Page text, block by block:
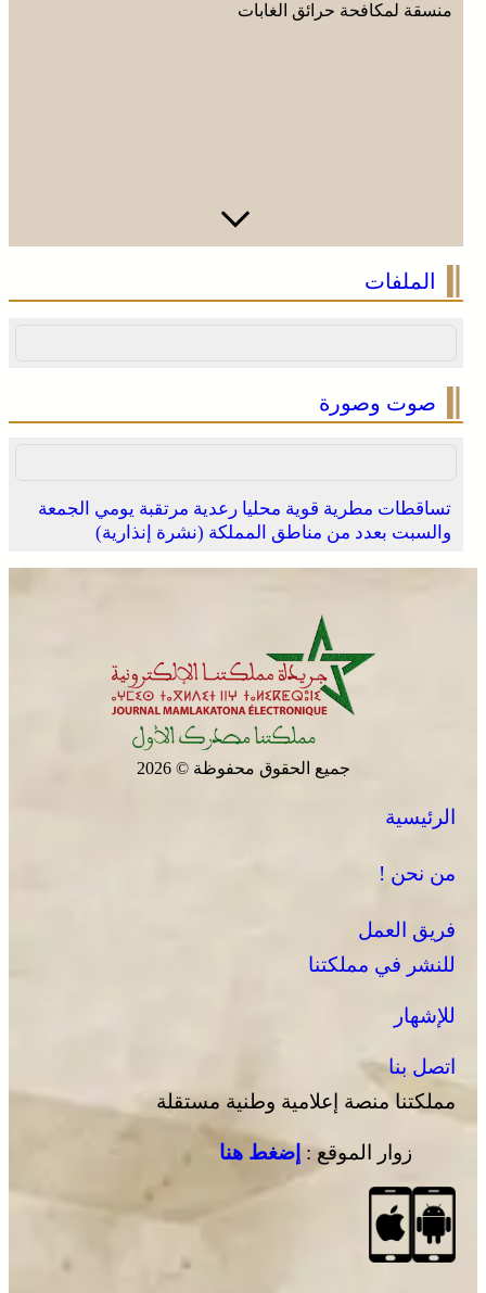
منسقة لمكافحة حرائق الغابات
الاحتفال باليوم الوطني للمغاربة المقيمين بالخارج تحت شعار
“المغاربة المقيمون بالخارج في خدمة أوراش المغرب 2030”
الاحتفال باليوم الوطني للمغاربة المقيمين بالخارج تحت شعار
العرائش .. تخليد الذكرى الـ 448 لمعركة وادي المخازن
الملفات
صوت وصورة
تساقطات مطرية قوية محليا رعدية مرتقبة يومي الجمعة
والسبت بعدد من مناطق المملكة (نشرة إنذارية)
جميع الحقوق محفوظة © 2026
الرئيسية
من نحن !
فريق العمل
للنشر في مملكتنا
للإشهار
اتصل بنا
مملكتنا منصة إعلامية وطنية مستقلة
زوار الموقع : إضغط هنا